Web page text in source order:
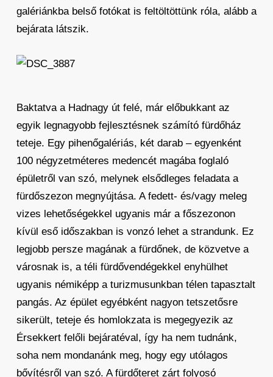
galériánkba belső fotókat is feltöltöttünk róla, alább a
bejárata látszik.
Baktatva a Hadnagy út felé, már előbukkant az
egyik legnagyobb fejlesztésnek számító fürdőház
teteje. Egy pihenőgalériás, két darab – egyenként
100 négyzetméteres medencét magába foglaló
épületről van szó, melynek elsődleges feladata a
fürdőszezon megnyújtása. A fedett- és/vagy meleg
vizes lehetőségekkel ugyanis már a főszezonon
kívül eső időszakban is vonzó lehet a strandunk. Ez
legjobb persze magának a fürdőnek, de közvetve a
városnak is, a téli fürdővendégekkel enyhülhet
ugyanis némiképp a turizmusunkban télen tapasztalt
pangás. Az épület egyébként nagyon tetszetősre
sikerült, teteje és homlokzata is megegyezik az
Érsekkert felőli bejáratéval, így ha nem tudnánk,
soha nem mondanánk meg, hogy egy utólagos
bővítésről van szó. A fürdőteret zárt folyosó